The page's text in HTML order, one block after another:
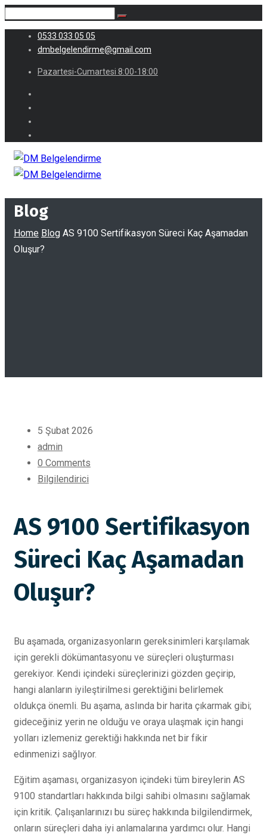
0533 033 05 05
dmbelgelendirme@gmail.com
Pazartesi-Cumartesi 8:00-18:00
Blog
Home Blog AS 9100 Sertifikasyon Süreci Kaç Aşamadan
Oluşur?
5 Şubat 2026
admin
0 Comments
Bilgilendirici
AS 9100 Sertifikasyon
Süreci Kaç Aşamadan
Oluşur?
Bu aşamada, organizasyonların gereksinimleri karşılamak
için gerekli dökümantasyonu ve süreçleri oluşturması
gerekiyor. Kendi içindeki süreçlerinizi gözden geçirip,
hangi alanların iyileştirilmesi gerektiğini belirlemek
oldukça önemli. Bu aşama, aslında bir harita çıkarmak gibi;
gideceğiniz yerin ne olduğu ve oraya ulaşmak için hangi
yolları izlemeniz gerektiği hakkında net bir fikir
edinmenizi sağlıyor.
Eğitim aşaması, organizasyon içindeki tüm bireylerin AS
9100 standartları hakkında bilgi sahibi olmasını sağlamak
için kritik. Çalışanlarınızı bu süreç hakkında bilgilendirmek,
onların süreçleri daha iyi anlamalarına yardımcı olur. Hangi